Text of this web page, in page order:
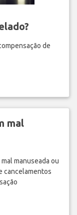
de
mal
manuseada ou
cancelamentos